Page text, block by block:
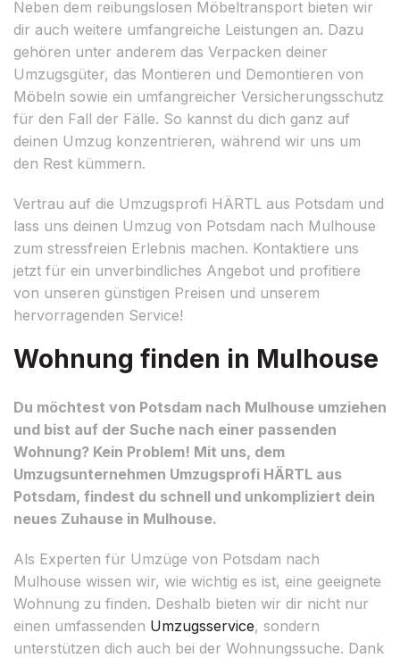
Neben dem reibungslosen Möbeltransport bieten wir
dir auch weitere umfangreiche Leistungen an. Dazu
gehören unter anderem das Verpacken deiner
Umzugsgüter, das Montieren und Demontieren von
Möbeln sowie ein umfangreicher Versicherungsschutz
für den Fall der Fälle. So kannst du dich ganz auf
deinen Umzug konzentrieren, während wir uns um
den Rest kümmern.
Vertrau auf die Umzugsprofi HÄRTL aus Potsdam und
lass uns deinen Umzug von Potsdam nach Mulhouse
zum stressfreien Erlebnis machen. Kontaktiere uns
jetzt für ein unverbindliches Angebot und profitiere
von unseren günstigen Preisen und unserem
hervorragenden Service!
Wohnung finden in Mulhouse
Du möchtest von Potsdam nach Mulhouse umziehen
und bist auf der Suche nach einer passenden
Wohnung? Kein Problem! Mit uns, dem
Umzugsunternehmen Umzugsprofi HÄRTL aus
Potsdam, findest du schnell und unkompliziert dein
neues Zuhause in Mulhouse.
Als Experten für Umzüge von Potsdam nach
Mulhouse wissen wir, wie wichtig es ist, eine geeignete
Wohnung zu finden. Deshalb bieten wir dir nicht nur
einen umfassenden Umzugsservice, sondern
unterstützen dich auch bei der Wohnungssuche. Dank